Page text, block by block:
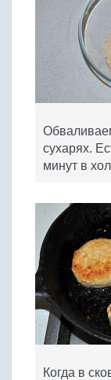
сухарях.
минут в
Когда в